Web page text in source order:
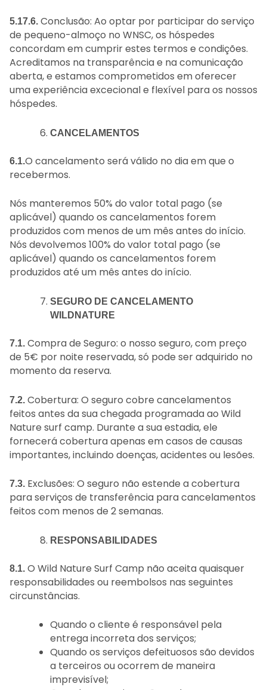
5.17.6. Conclusão: Ao optar por participar do serviço
de pequeno-almoço no WNSC, os hóspedes
concordam em cumprir estes termos e condições.
Acreditamos na transparência e na comunicação
aberta, e estamos comprometidos em oferecer
uma experiência excecional e flexível para os nossos
hóspedes.
CANCELAMENTOS
6.1.O cancelamento será válido no dia em que o
recebermos.
Nós manteremos 50% do valor total pago (se
aplicável) quando os cancelamentos forem
produzidos com menos de um mês antes do início.
Nós devolvemos 100% do valor total pago (se
aplicável) quando os cancelamentos forem
produzidos até um mês antes do início.
SEGURO DE CANCELAMENTO
WILDNATURE
7.1. Compra de Seguro: o nosso seguro, com preço
de 5€ por noite reservada, só pode ser adquirido no
momento da reserva.
7.2. Cobertura: O seguro cobre cancelamentos
feitos antes da sua chegada programada ao Wild
Nature surf camp. Durante a sua estadia, ele
fornecerá cobertura apenas em casos de causas
importantes, incluindo doenças, acidentes ou lesões.
7.3. Exclusões: O seguro não estende a cobertura
para serviços de transferência para cancelamentos
feitos com menos de 2 semanas.
RESPONSABILIDADES
8.1. O Wild Nature Surf Camp não aceita quaisquer
responsabilidades ou reembolsos nas seguintes
circunstâncias.
Quando o cliente é responsável pela
entrega incorreta dos serviços;
Quando os serviços defeituosos são devidos
a terceiros ou ocorrem de maneira
imprevisível;